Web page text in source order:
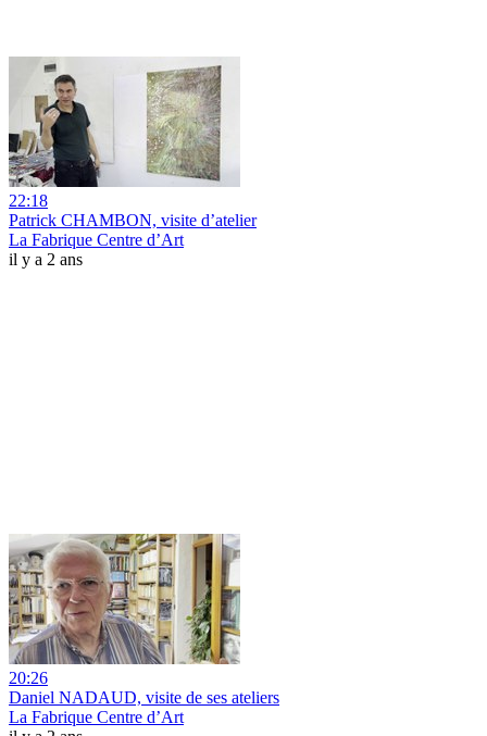
22:18
Patrick CHAMBON, visite d’atelier
La Fabrique Centre d’Art
il y a 2 ans
20:26
Daniel NADAUD, visite de ses ateliers
La Fabrique Centre d’Art